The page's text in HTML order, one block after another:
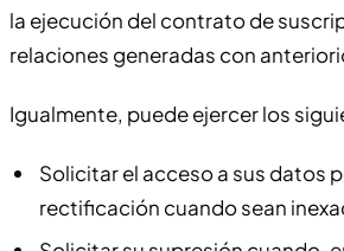
la ejecución del contrato de
relaciones generadas con
Igualmente, puede ejercer los
Solicitar el acceso a sus datos
rectificación cuando sean